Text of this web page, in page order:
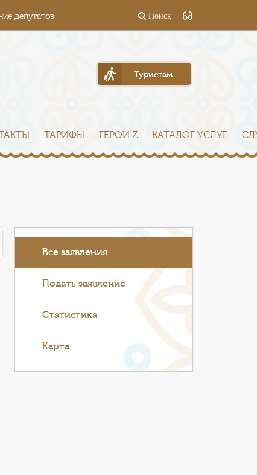
депутатов Поиск
Туристам
ТАРИФЫ ГЕРОИ Z КАТАЛОГ УСЛУГ
Все заявления
Подать заявление
Статистика
Карта